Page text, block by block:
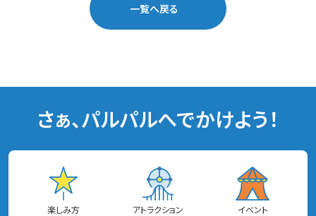
一覧へ戻る
さぁ、パルパルへでかけよう！
楽しみ方 アトラクション イベント